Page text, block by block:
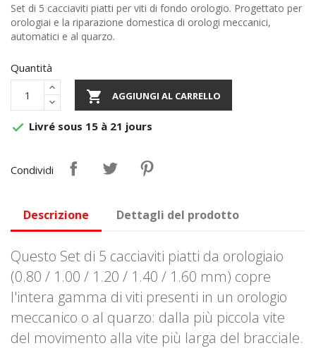
Set di 5 cacciaviti piatti per viti di fondo orologio. Progettato per
orologiai e la riparazione domestica di orologi meccanici,
automatici e al quarzo.
Quantità
 AGGIUNGI AL CARRELLO
 Livré sous 15 à 21 jours
Condividi
Descrizione Dettagli del prodotto
Questo Set di 5 cacciaviti piatti da orologiaio
(0.80 / 1.00 / 1.20 / 1.40 / 1.60 mm) copre
l'intera gamma di viti presenti in un orologio
meccanico o al quarzo: dalla più piccola vite
del movimento alla vite più larga del bracciale.